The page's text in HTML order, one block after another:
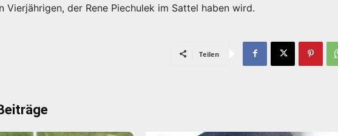
Vierjährigen, der Rene Piechulek im Sattel haben wird.
Teilen